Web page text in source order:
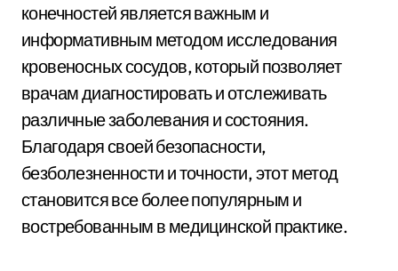
конечностей является важным и
информативным методом исследования
кровеносных сосудов, который позволяет
врачам диагностировать и отслеживать
различные заболевания и состояния.
Благодаря своей безопасности,
безболезненности и точности, этот метод
становится все более популярным и
востребованным в медицинской практике.